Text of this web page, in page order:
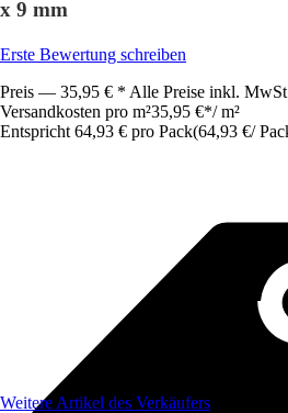
x 9 mm
Erste Bewertung schreiben
Preis — 35,95 € * Alle Preise inkl.
Versandkosten pro m²35,95 €*/ m²
Entspricht 64,93 € pro Pack(64,93 €/
Weitere Artikel des Verkäufers